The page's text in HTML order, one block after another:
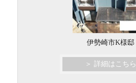
伊勢崎市K様邸
＞ 詳細はこちら